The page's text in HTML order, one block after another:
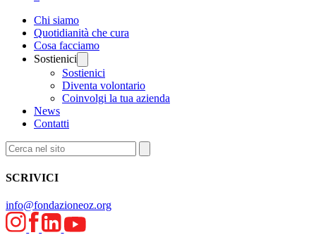
Chi siamo
Quotidianità che cura
Cosa facciamo
Sostienici
Sostienici
Diventa volontario
Coinvolgi la tua azienda
News
Contatti
SCRIVICI
info@fondazioneoz.org